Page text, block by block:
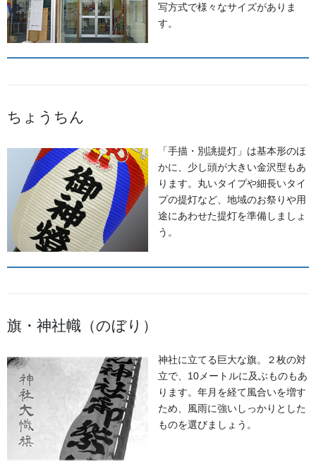
す。この祭りから１０月初旬まで能登地区のどこかで必ず祭があ
ると言われています。
この「あばれ祭り」は大事で神聖な神輿を川に投げ入れ、タイマ
ツの火であぶり、地面に叩き付け グルグルと手荒に扱うといっ
た一見神様に失礼なように思いますが、お祀りする神様が武勇神
の元祖で知られるスサノオノミコト。あらぶる神様に喜んでもら
おうと出来るかぎり荒っぽくもてなす事が大切といわれていま
す。神輿を担ぐ男衆その年に選ばれた男のみ他の人は触れること
写方式で様々なサイズがありま
す。
ちょうちん
「手描・別誂提灯」は基本形のほ
かに、少し頭が大きい金沢型もあ
ります。丸いタイプや細長いタイ
プの提灯など、地域のお祭りや用
途にあわせた提灯を準備しましょ
う。
旗・神社幟（のぼり）
神社に立てる巨大な旗。２枚の対
立で、10メートルに及ぶものもあ
ります。年月を経て風合いを増す
ため、風雨に強いしっかりとした
ものを選びましょう。